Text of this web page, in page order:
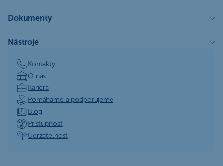
Dokumenty
Nástroje
Kontakty
O nás
Kariéra
Pomáhame a podporujeme
Blog
Prístupnosť
Udržateľnosť